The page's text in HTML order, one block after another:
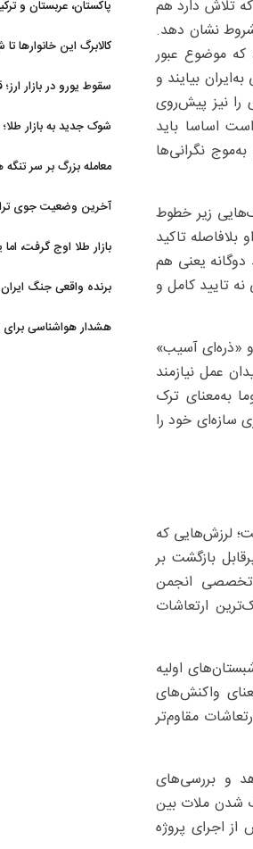
تلاش دارد هم
نشان دهد.
که موضوع عبور
بیایند و
را نیز پیش‌روی
اساسا باید
نگرانی‌ها
زیر خطوط
تاکید
یعنی هم
تایید کامل و
«ذره‌ای آسیب»
عمل نیازمند
آن است؛ آسیبی که در مورد یک‌بنای هزارو۲۰۰ساله لزوما به‌معنای ترک
سازه‌ای خود را
لرزش‌هایی که
بازگشت بر
تخصصی انجمن
ارتعاشات
اولیه
واکنش‌های
مقاوم‌تر
و بررسی‌های
شدن ملات بین
اجرای پروژه
پاکستان، عربستان و
کالابرگ این خانوارها
سقوط یورو در بازار ارز؛ قیمت دلار
شوک جدید به بازار طلا؛ نیم‌سکه ۹۵.۵
معامله بزرگ بر سر
آخرین وضعیت جوی
بازار طلا اوج گرفت،
برنده واقعی جنگ
هشدار هواشناسی برای